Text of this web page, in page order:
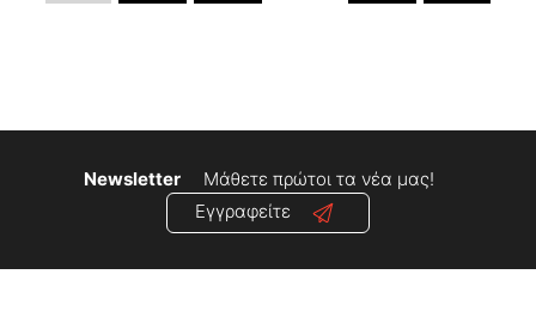
Newsletter
Μάθετε πρώτοι τα νέα μας!
Εγγραφείτε